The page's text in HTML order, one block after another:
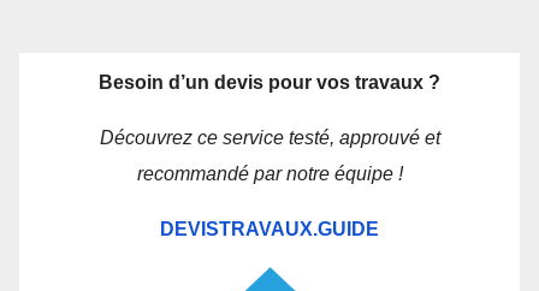
Besoin d’un devis pour vos travaux ?
Découvrez ce service testé, approuvé et
recommandé par notre équipe !
DEVISTRAVAUX.GUIDE